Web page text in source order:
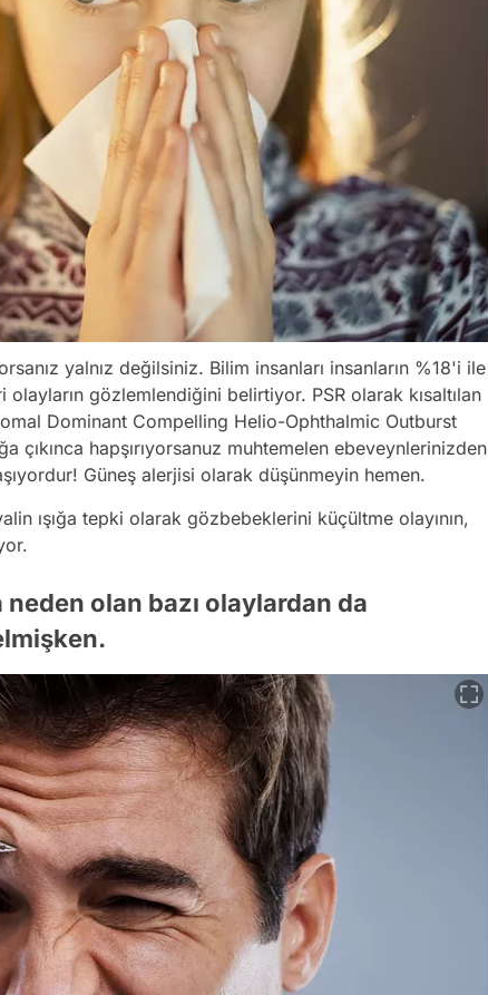
yalnız değilsiniz. Bilim insanları insanların %18'i ile
gözlemlendiğini belirtiyor. PSR olarak kısaltılan
Dominant Compelling Helio-Ophthalmic Outburst
çıkınca hapşırıyorsanuz muhtemelen ebeveynlerinizden
Güneş alerjisi olarak düşünmeyin hemen.
ışığa tepki olarak gözbebeklerini küçültme olayının,
neden olan bazı olaylardan da